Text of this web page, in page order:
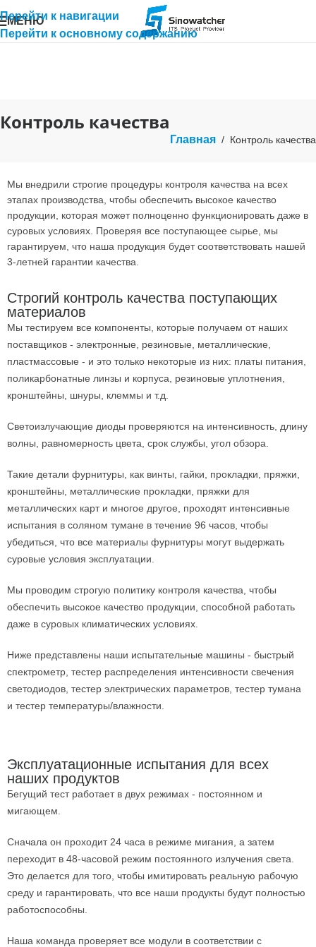
Перейти к навигации
Перейти к основному содержанию
МЕНЮ
Контроль качества
Главная / Контроль качества
Мы внедрили строгие процедуры контроля качества на всех
этапах производства, чтобы обеспечить высокое качество
продукции, которая может полноценно функционировать даже в
суровых условиях. Проверяя все поступающее сырье, мы
гарантируем, что наша продукция будет соответствовать нашей
3-летней гарантии качества.
Строгий контроль качества поступающих
материалов
Мы тестируем все компоненты, которые получаем от наших
поставщиков - электронные, резиновые, металлические,
пластмассовые - и это только некоторые из них: платы питания,
поликарбонатные линзы и корпуса, резиновые уплотнения,
кронштейны, шнуры, клеммы и т.д.
Светоизлучающие диоды проверяются на интенсивность, длину
волны, равномерность цвета, срок службы, угол обзора.
Такие детали фурнитуры, как винты, гайки, прокладки, пряжки,
кронштейны, металлические прокладки, пряжки для
металлических карт и многое другое, проходят интенсивные
испытания в соляном тумане в течение 96 часов, чтобы
убедиться, что все материалы фурнитуры могут выдержать
суровые условия эксплуатации.
Мы проводим строгую политику контроля качества, чтобы
обеспечить высокое качество продукции, способной работать
даже в суровых климатических условиях.
Ниже представлены наши испытательные машины - быстрый
спектрометр, тестер распределения интенсивности свечения
светодиодов, тестер электрических параметров, тестер тумана
и тестер температуры/влажности.
Эксплуатационные испытания для всех
наших продуктов
Бегущий тест работает в двух режимах - постоянном и
мигающем.
Сначала он проходит 24 часа в режиме мигания, а затем
переходит в 48-часовой режим постоянного излучения света.
Это делается для того, чтобы имитировать реальную рабочую
среду и гарантировать, что все наши продукты будут полностью
работоспособны.
Наша команда проверяет все модули в соответствии с